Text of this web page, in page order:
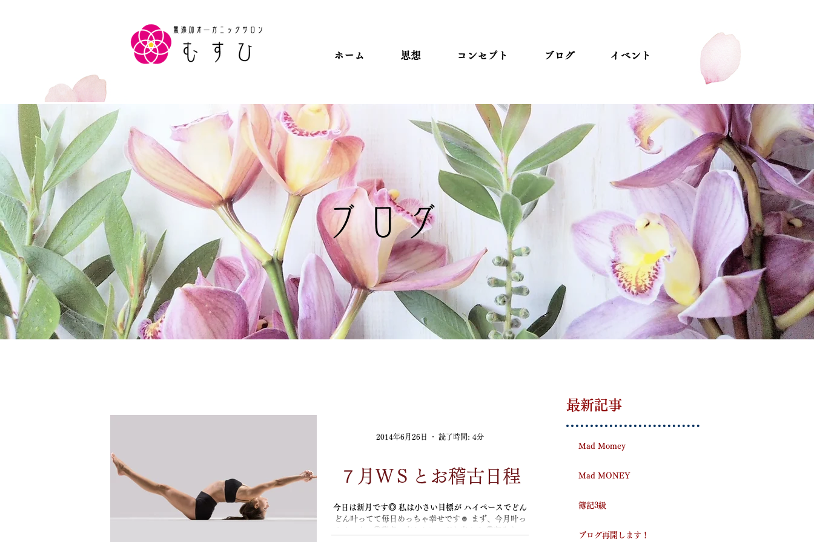
ホーム 思想 コンセプト ブログ イベント
最新記事
７月ＷＳとお稽古日程
今日は新月です◎ 私は小さい目標が ハイペースでどん
どん叶ってて毎日めっちゃ幸せです☻ まず、今月叶っ
たもの4つ ①聾者の方たちにヨガを広める ②収入を減
2014年6月26日 読了時間: 4分
Mad Momey
Mad MONEY
簿記3級
ブログ再開します！